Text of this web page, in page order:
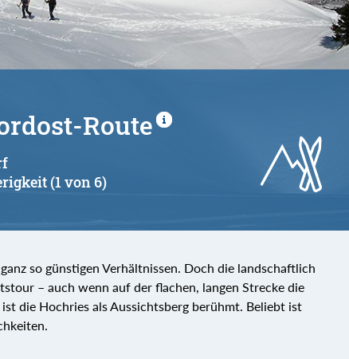
Route
(1 von 6)
so günstigen Verhältnissen. Doch die landschaftlich
– auch wenn auf der flachen, langen Strecke die
die Hochries als Aussichtsberg berühmt. Beliebt ist